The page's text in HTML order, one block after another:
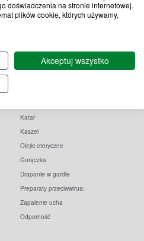
doświadczenia na stronie internetowej.
plików cookie, których używamy,
Akceptuj wszystko
Przeziębienie i grypa
Katar
Kaszel
Olejki eteryczne
Gorączka
Drapanie w gardle
Preparaty przeciwwirusowe
Zapalenie ucha
Odporność